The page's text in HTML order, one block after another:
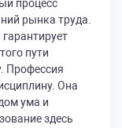
процесс
рынка труда.
пути
Профессия
Она
ума и
здесь